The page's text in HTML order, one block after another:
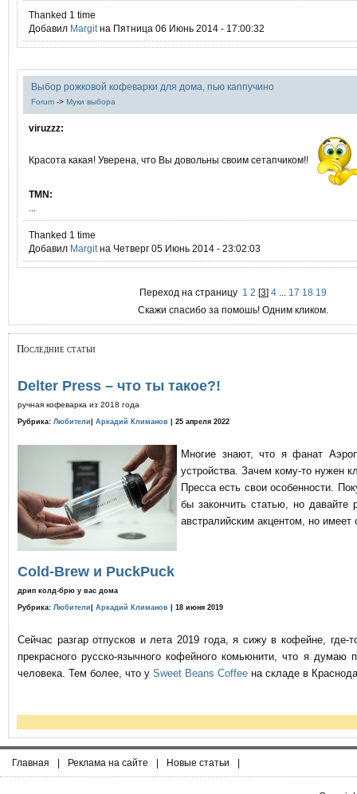
Thanked 1 time
Добавил Margit на Пятница 06 Июнь 2014 - 17:00:32
Выбор рожковой кофеварки для дома, пью каппучино
Forum -> Муки выбора
viruzzz:
Красота какая! Уверена, что Вы довольны своим сетапчиком!!
TMN:
Thanked 1 time
Добавил Margit на Четверг 05 Июнь 2014 - 23:02:03
Переход на страницу 1 2 [3] 4 17 18 19
Скажи спасибо за помошь! Одним кликом.
Последние статьи
Delter Press – что ты такое?!
ручная кофеварка из 2018 года
Рубрика: Любители Аркадий Климанов | 25 апреля 2022
Многие знают, что я фанат
устройства. Зачем кому-то нужен
Пресса есть свои особенности.
бы закончить статью, но давайте
австралийским акцентом, но имеет
Cold-Brew и PuckPuck
дрип колд-брю у вас дома
Рубрика: Любители Аркадий Климанов | 18 июня 2019
Сейчас разгар отпусков и лета 2019 года, я сижу в кофейне,
прекрасного русско-язычного кофейного комьюнити, что я
человека. Тем более, что у Sweet Beans Coffee на складе в
Главная | Реклама на сайте | Новые статьи |